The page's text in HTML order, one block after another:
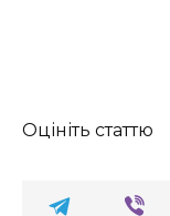
Оцініть статтю